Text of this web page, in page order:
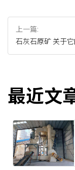
上一篇:
石灰石原矿 关于
心要点
最近文